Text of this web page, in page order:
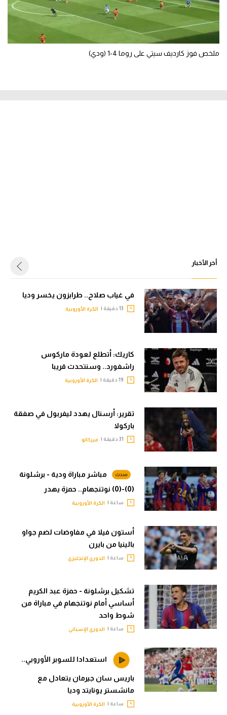
ملخص فوز كارديف سيتي على روما 4-1 (ودي)
أخر الأخبار
في غياب صلاح.. طرابزون يخسر وديا
الكرة الأوروبية
كاريك: أتطلع لعودة ماركوس
راشفورد.. وسنتحدث قريبا
الكرة الأوروبية
تقرير: أرسنال يهدد ليفربول في صفقة
باركولا
ميركاتو
مباشر مباراة ودية - برشلونة
(0)-(0) نوتنجهام.. حمزة يهدر
ساعة | الكرة الأوروبية
أستون فيلا في مفاوضات لضم جواو
بالينيا من بايرن
ساعة | الدوري الإنجليزي
تشكيل برشلونة - حمزة عبد الكريم
أساسي أمام نوتنجهام في مباراة من
شوط واحد
ساعة | الدوري الإسباني
استعدادا للسوبر الأوروبي..
باريس سان جيرمان يتعادل مع
مانشستر يونايتد وديا
ساعة | الكرة الأوروبية